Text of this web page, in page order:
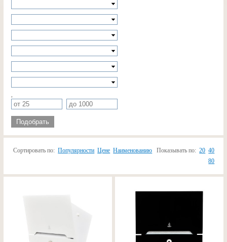
Подобрать
Сортировать по: Популярности Цене Наименованию Показывать по: 20 40
80